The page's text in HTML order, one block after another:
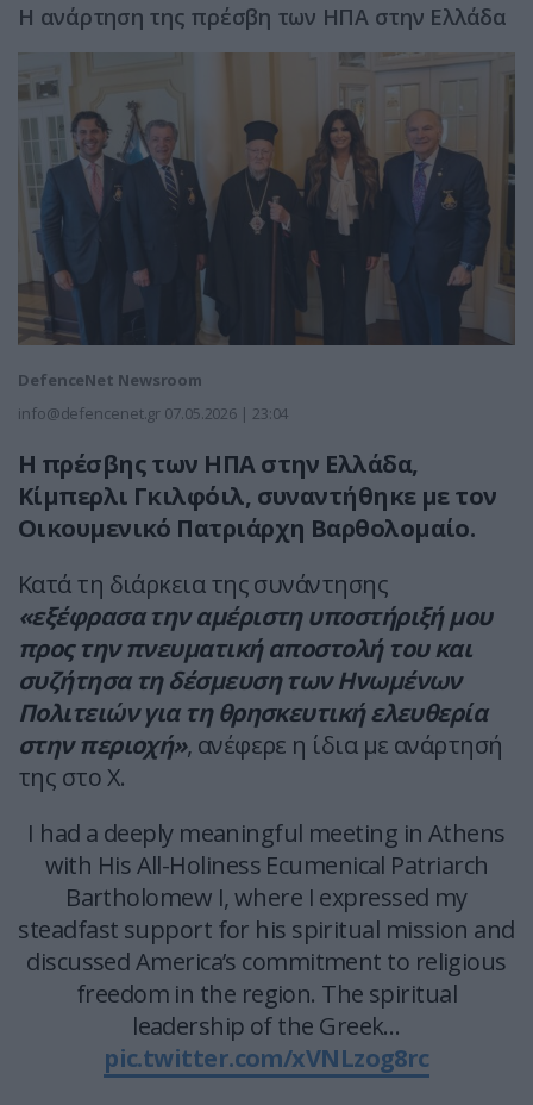
Η ανάρτηση της πρέσβη των ΗΠΑ στην Ελλάδα
DefenceNet Newsroom
info@defencenet.gr 07.05.2026 | 23:04
Η πρέσβης των ΗΠΑ στην Ελλάδα,
Κίμπερλι Γκιλφόιλ, συναντήθηκε με τον
Οικουμενικό Πατριάρχη Βαρθολομαίο.
Κατά τη διάρκεια της συνάντησης
«εξέφρασα την αμέριστη υποστήριξή μου
προς την πνευματική αποστολή του και
συζήτησα τη δέσμευση των Ηνωμένων
Πολιτειών για τη θρησκευτική ελευθερία
στην περιοχή», ανέφερε η ίδια με ανάρτησή
της στο X.
I had a deeply meaningful meeting in Athens
with His All-Holiness Ecumenical Patriarch
Bartholomew I, where I expressed my
steadfast support for his spiritual mission and
discussed America’s commitment to religious
freedom in the region. The spiritual
leadership of the Greek…
pic.twitter.com/xVNLzog8rc